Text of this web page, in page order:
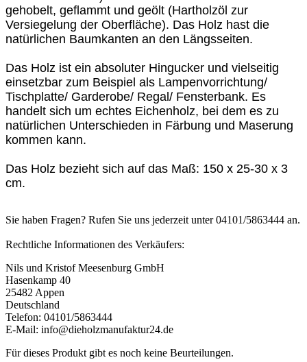
gehobelt, geflammt und geölt (Hartholzöl zur
Versiegelung der Oberfläche). Das Holz hast die
natürlichen Baumkanten an den Längsseiten.
Das Holz ist ein absoluter Hingucker und vielseitig
einsetzbar zum Beispiel als Lampenvorrichtung/
Tischplatte/ Garderobe/ Regal/ Fensterbank. Es
handelt sich um echtes Eichenholz, bei dem es zu
natürlichen Unterschieden in Färbung und Maserung
kommen kann.
Das Holz bezieht sich auf das Maß: 150 x 25-30 x 3
cm.
Sie haben Fragen? Rufen Sie uns jederzeit unter 04101/5863444 an.
Rechtliche Informationen des Verkäufers:
Nils und Kristof Meesenburg GmbH
Hasenkamp 40
25482 Appen
Deutschland
Telefon: 04101/5863444
E-Mail: info@dieholzmanufaktur24.de
Für dieses Produkt gibt es noch keine Beurteilungen.